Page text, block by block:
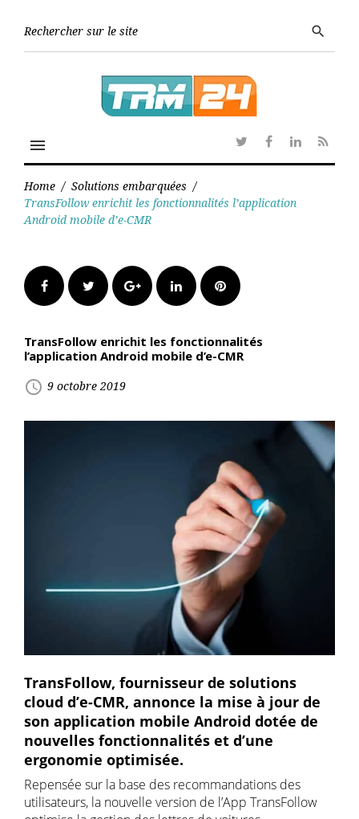
search
menu
TwitterFacebook
Linkedin
RSS
Home / Solutions embarquées /
TransFollow enrichit les fonctionnalités l’application
Android mobile d’e-CMR
FacebookTwitter Google+LinkedInPinterest
TransFollow enrichit les fonctionnalités
l’application Android mobile d’e-CMR
access_time 9 octobre 2019
TransFollow, fournisseur de solutions
cloud d’e-CMR, annonce la mise à jour de
son application mobile Android dotée de
nouvelles fonctionnalités et d’une
ergonomie optimisée.
Repensée sur la base des recommandations des
utilisateurs, la nouvelle version de l’App TransFollow